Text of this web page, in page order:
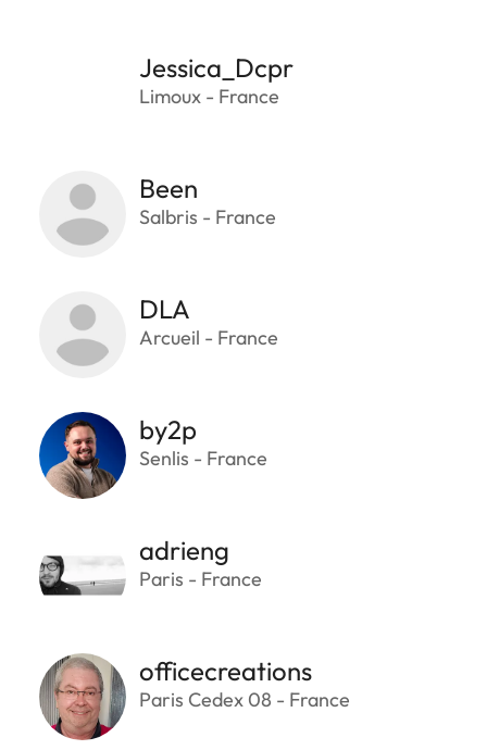
Jessica_Dcpr
Limoux - France
Been
Salbris - France
DLA
Arcueil - France
by2p
Senlis - France
adrieng
Paris - France
officecreations
Paris Cedex 08 - France